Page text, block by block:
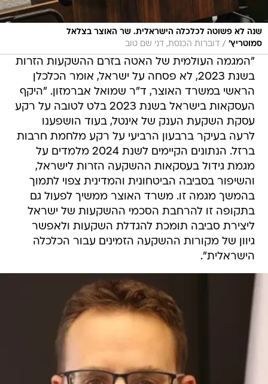
שנה לא פשוטה לכלכלה הישראלית. שר האוצר בצלאל
סמוטריץ' / דוברות הכנסת, דני שם טוב
"המגמה העולמית של האטה בזרם ההשקעות הזרות
בשנת 2023, לא פסחה על ישראל, אומר הכלכלן
הראשי במשרד האוצר, ד"ר שמואל אברמזון. "היקף
העסקאות בישראל בשנת 2023 בלט לטובה על רקע
עסקת השקעת הענק של אינטל, בעוד הושפענו
לרעה בעיקר ברבעון הרביעי על רקע מלחמת חרבות
ברזל. הנתונים הקיימים לשנת 2024 מלמדים על
מגמת גידול בעסקאות ההשקעה הזרות לישראל,
והשיפור בסביבה הביטחונית והמדינית צפוי לתמוך
בהמשך מגמה זו. משרד האוצר ממשיך לפעול גם
בתקופה זו להרחבת הסכמי ההשקעות של ישראל
ליצירת סביבה תומכת להגדלת השקעות ולאפשר
גיוון של מקורות ההשקעה הזמינים עבור הכלכלה
הישראלית".